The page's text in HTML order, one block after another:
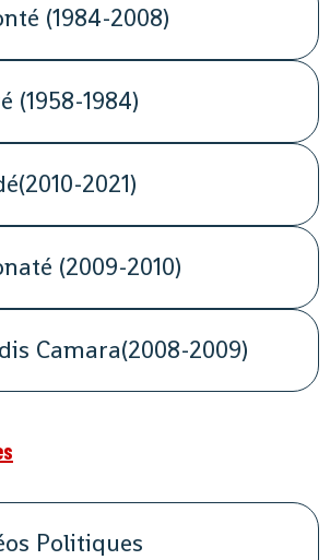
(1984-2008)
(1958-1984)
2021)
(2009-2010)
Camara(2008-2009)
Politiques